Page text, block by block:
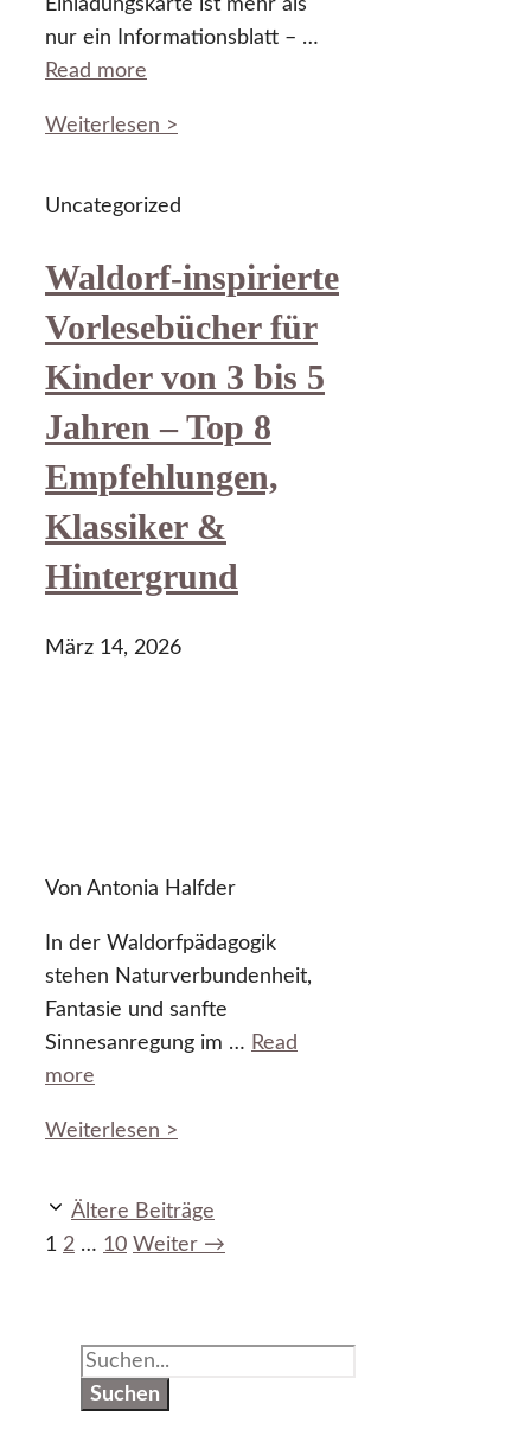
Einladungskarte ist mehr als
nur ein Informationsblatt – …
Read more
Weiterlesen >
Uncategorized
Waldorf-inspirierte
Vorlesebücher für
Kinder von 3 bis 5
Jahren – Top 8
Empfehlungen,
Klassiker &
Hintergrund
März 14, 2026
Von Antonia Halfder
In der Waldorfpädagogik
stehen Naturverbundenheit,
Fantasie und sanfte
Sinnesanregung im … Read
more
Weiterlesen >
Ältere Beiträge
Seite
1 Seite
2 … Seite
10 Weiter →
Suchen
Suchen